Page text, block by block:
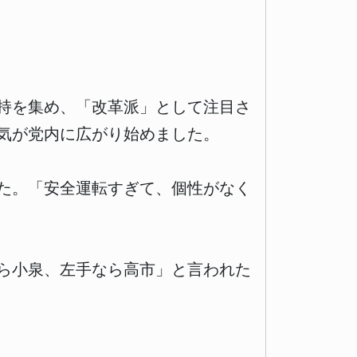
を集め、「改革派」として注目さ
党内に広がり始めました。
「安全運転すぎて、個性がなく
小泉、左手なら高市」と言われた